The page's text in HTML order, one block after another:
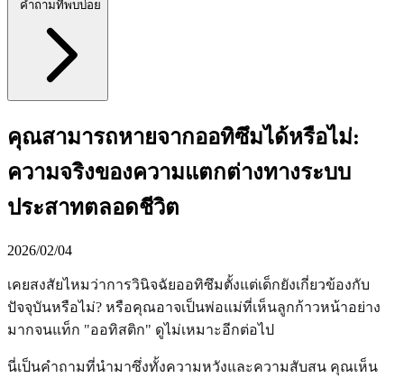
คำถามที่พบบ่อย
คุณสามารถหายจากออทิซึมได้หรือไม่:
ความจริงของความแตกต่างทางระบบ
ประสาทตลอดชีวิต
2026/02/04
เคยสงสัยไหมว่าการวินิจฉัยออทิซึมตั้งแต่เด็กยังเกี่ยวข้องกับ
ปัจจุบันหรือไม่? หรือคุณอาจเป็นพ่อแม่ที่เห็นลูกก้าวหน้าอย่าง
มากจนแท็ก "ออทิสติก" ดูไม่เหมาะอีกต่อไป
นี่เป็นคำถามที่นำมาซึ่งทั้งความหวังและความสับสน คุณเห็น